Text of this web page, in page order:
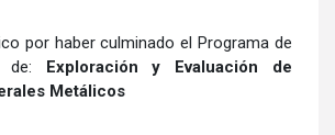
por haber culminado el Programa de
de: Exploración y Evaluación de
Metálicos